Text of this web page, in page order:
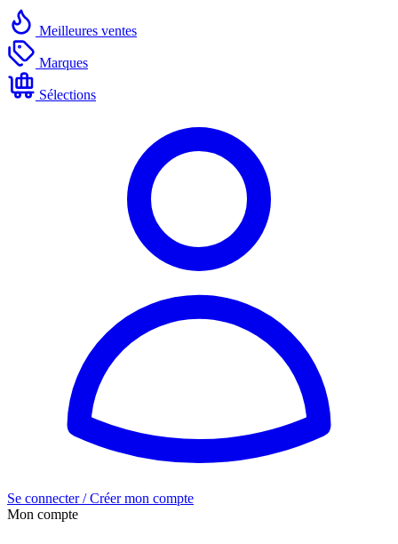
Meilleures ventes
Marques
Sélections
Se connecter / Créer mon compte
Mon compte